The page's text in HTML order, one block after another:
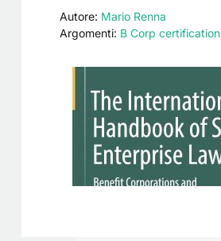
Autore: Mario Renna
Argomenti: B Corp certification